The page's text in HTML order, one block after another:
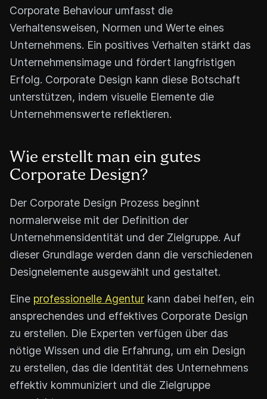
Corporate Behaviour umfasst die
Verhaltensweisen, Normen und Werte eines
Unternehmens. Ein positives Verhalten stärkt das
Unternehmensimage und fördert langfristigen
Erfolg. Corporate Design kann diese Botschaft
unterstützen, indem visuelle Elemente die
Unternehmenswerte reflektieren.
Wie erstellt man ein gutes
Corporate Design?
Der Corporate Design Prozess beginnt
normalerweise mit der Definition der
Unternehmensidentität und der Zielgruppe. Auf
dieser Grundlage werden dann die verschiedenen
Designelemente ausgewählt und gestaltet.
Eine professionelle Agentur kann dabei helfen, ein
ansprechendes und effektives Corporate Design
zu erstellen. Die Experten verfügen über das
nötige Wissen und die Erfahrung, um ein Design
zu erstellen, das die Identität des Unternehmens
effektiv kommuniziert und die Zielgruppe